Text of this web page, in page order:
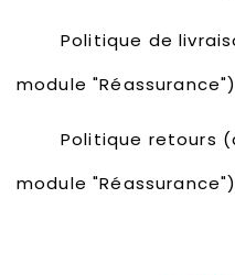
Politique de
module "Réassurance")
Politique retours
module "Réassurance")